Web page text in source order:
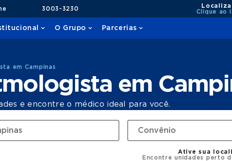
3003-3230
Clique ao
O Grupo Parcerias
em Campinas
em
e encontre o médico ideal para você.
Ative sua
Encontre unidades perto